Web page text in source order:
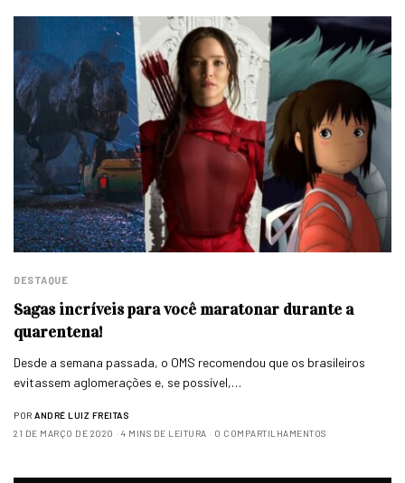
DESTAQUE
Sagas incríveis para você maratonar durante a
quarentena!
Desde a semana passada, o OMS recomendou que os brasileiros
evitassem aglomerações e, se possível,…
POR ANDRÉ LUIZ FREITAS
21 DE MARÇO DE 2020
4 MINS DE LEITURA 0 COMPARTILHAMENTOS